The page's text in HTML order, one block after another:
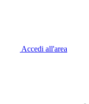
Accedi all'area